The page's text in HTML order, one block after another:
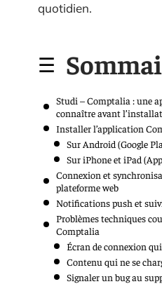
quotidien.
Studi – Comptalia : une
connaître avant
Installer l’application
Sur Android (Google
Sur iPhone et iPad
Connexion et
plateforme web
Notifications push et
Problèmes techniques
Comptalia
Écran de connexion
Contenu qui ne se
Signaler un bug au